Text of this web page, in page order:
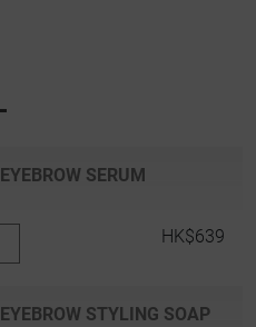
EYEBROW SERUM
HK$639
EYEBROW STYLING SOAP